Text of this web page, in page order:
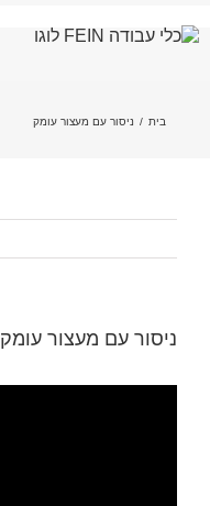
בית / ניסור עם מעצור עומק
ניסור עם מעצור עומק